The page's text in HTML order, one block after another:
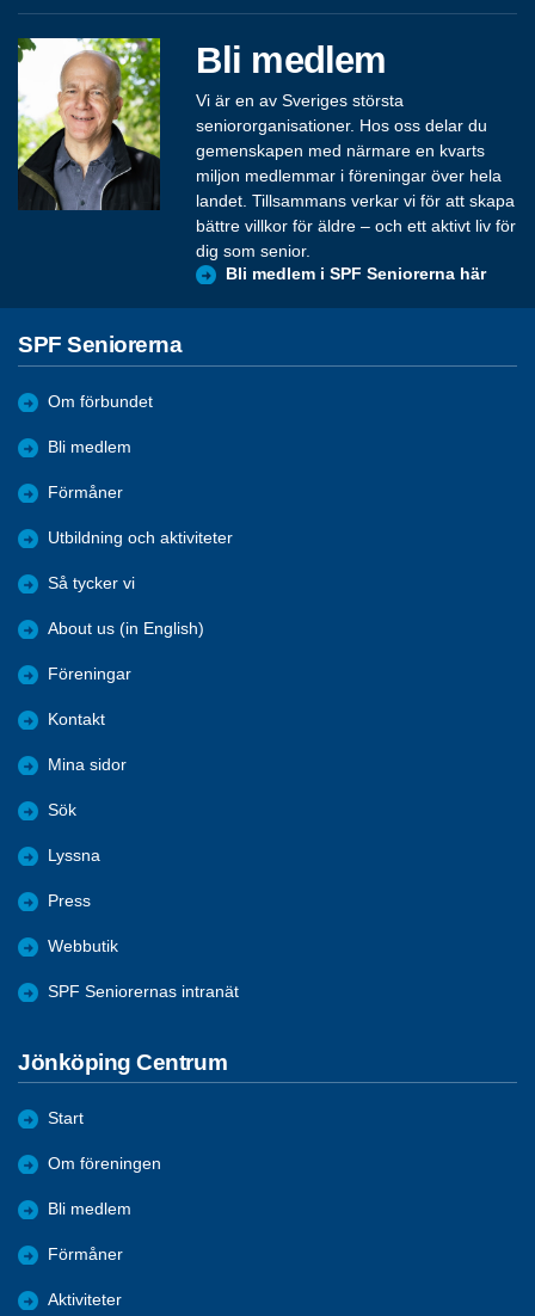
Bli medlem
Vi är en av Sveriges största
seniororganisationer. Hos oss delar du
gemenskapen med närmare en kvarts
miljon medlemmar i föreningar över hela
landet. Tillsammans verkar vi för att skapa
bättre villkor för äldre – och ett aktivt liv för
dig som senior.
Bli medlem i SPF Seniorerna här
SPF Seniorerna
Om förbundet
Bli medlem
Förmåner
Utbildning och aktiviteter
Så tycker vi
About us (in English)
Föreningar
Kontakt
Mina sidor
Sök
Lyssna
Press
Webbutik
SPF Seniorernas intranät
Jönköping Centrum
Start
Om föreningen
Bli medlem
Förmåner
Aktiviteter